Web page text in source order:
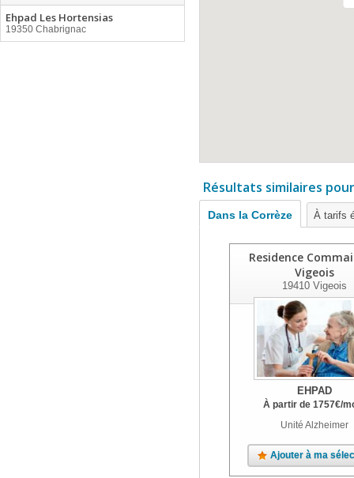
Ehpad Les Hortensias
19350 Chabrignac
Résultats similaires
Dans la Corrèze À tarifs
Residence
Vigeois
19410Vigeois
EHPAD
À partir de 1757€/
Unité Alzheimer
Ajouter à ma